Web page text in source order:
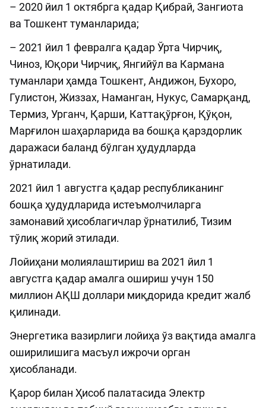
– 2020 йил 1 октябрга қадар Қибрай, Зангиота
ва Тошкент туманларида;
– 2021 йил 1 февралга қадар Ўрта Чирчиқ,
Чиноз, Юқори Чирчиқ, Янгийўл ва Кармана
туманлари ҳамда Тошкент, Андижон, Бухоро,
Гулистон, Жиззах, Наманган, Нукус, Самарқанд,
Термиз, Урганч, Қарши, Каттақўрғон, Қўқон,
Марғилон шаҳарларида ва бошқа қарздорлик
даражаси баланд бўлган ҳудудларда
ўрнатилади.
2021 йил 1 августга қадар республиканинг
бошқа ҳудудларида истеъмолчиларга
замонавий ҳисоблагичлар ўрнатилиб, Тизим
тўлиқ жорий этилади.
Лойиҳани молиялаштириш ва 2021 йил 1
августга қадар амалга ошириш учун 150
миллион АҚШ доллари миқдорида кредит жалб
қилинади.
Энергетика вазирлиги лойиҳа ўз вақтида амалга
оширилишига масъул ижрочи орган
ҳисобланади.
Қарор билан Ҳисоб палатасида Электр